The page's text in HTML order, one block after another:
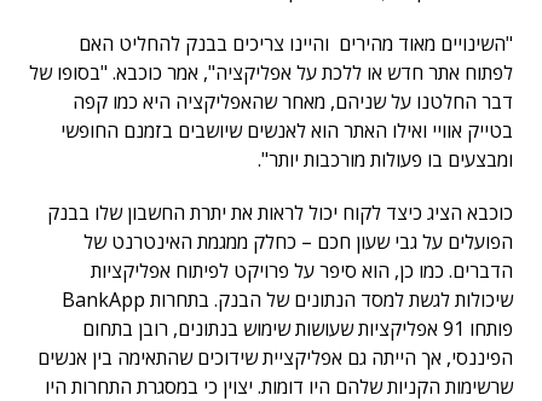
"השינויים מאוד מהירים והיינו צריכים בבנק להחליט האם
לפתוח אתר חדש או ללכת על אפליקציה", אמר כוכבא. "בסופו של
דבר החלטנו על שניהם, מאחר שהאפליקציה היא כמו קפה
בטייק אוויי ואילו האתר הוא לאנשים שיושבים בזמנם החופשי
ומבצעים בו פעולות מורכבות יותר".
כוכבא הציג כיצד לקוח יכול לראות את יתרת החשבון שלו בבנק
הפועלים על גבי שעון חכם – כחלק ממגמת האינטרנט של
הדברים. כמו כן, הוא סיפר על פרויקט לפיתוח אפליקציות
שיכולות לגשת למסד הנתונים של הבנק. בתחרות BankApp
פותחו 91 אפליקציות שעושות שימוש בנתונים, רובן בתחום
הפיננסי, אך הייתה גם אפליקציית שידוכים שהתאימה בין אנשים
שרשימות הקניות שלהם היו דומות. יצוין כי במסגרת התחרות היו